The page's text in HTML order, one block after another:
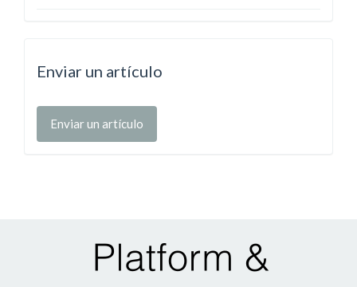
Enviar un artículo
Enviar un artículo